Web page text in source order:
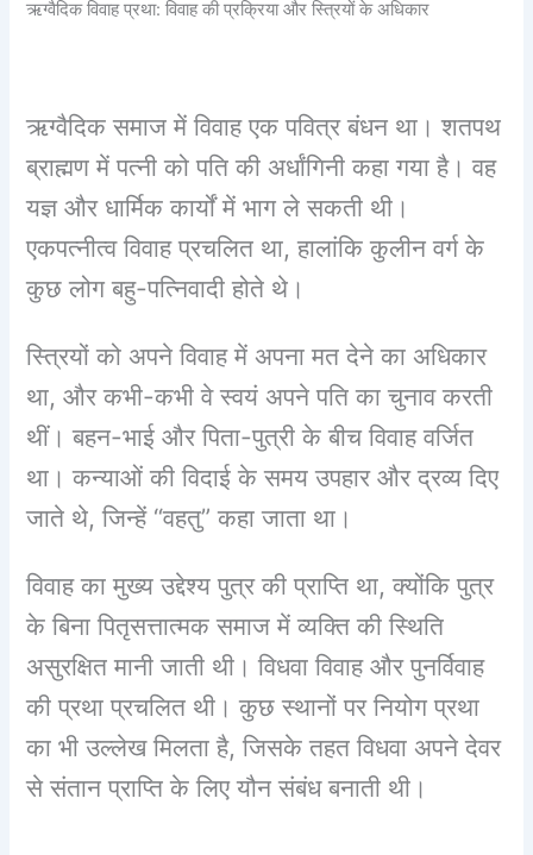
ऋग्वैदिक विवाह प्रथा: विवाह की प्रक्रिया और स्त्रियों के अधिकार
ऋग्वैदिक समाज में विवाह एक पवित्र बंधन था। शतपथ
ब्राह्मण में पत्नी को पति की अर्धांगिनी कहा गया है। वह
यज्ञ और धार्मिक कार्यों में भाग ले सकती थी।
एकपत्नीत्व विवाह प्रचलित था, हालांकि कुलीन वर्ग के
कुछ लोग बहु-पत्निवादी होते थे।
स्त्रियों को अपने विवाह में अपना मत देने का अधिकार
था, और कभी-कभी वे स्वयं अपने पति का चुनाव करती
थीं। बहन-भाई और पिता-पुत्री के बीच विवाह वर्जित
था। कन्याओं की विदाई के समय उपहार और द्रव्य दिए
जाते थे, जिन्हें “वहतु” कहा जाता था।
विवाह का मुख्य उद्देश्य पुत्र की प्राप्ति था, क्योंकि पुत्र
के बिना पितृसत्तात्मक समाज में व्यक्ति की स्थिति
असुरक्षित मानी जाती थी। विधवा विवाह और पुनर्विवाह
की प्रथा प्रचलित थी। कुछ स्थानों पर नियोग प्रथा
का भी उल्लेख मिलता है, जिसके तहत विधवा अपने देवर
से संतान प्राप्ति के लिए यौन संबंध बनाती थी।